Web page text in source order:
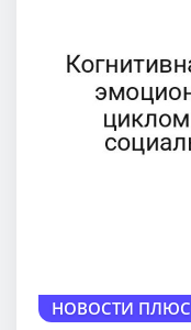
НОВОСТИ ПЛЮС